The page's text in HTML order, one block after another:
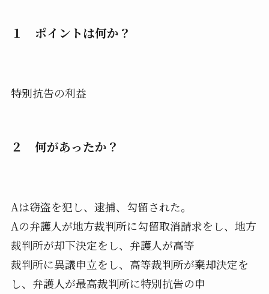
１ ポイントは何か？
特別抗告の利益
２ 何があったか？
Aは窃盗を犯し、逮捕、勾留された。
Aの弁護人が地方裁判所に勾留取消請求をし、地方
裁判所が却下決定をし、弁護人が高等
裁判所に異議申立をし、高等裁判所が棄却決定を
し、弁護人が最高裁判所に特別抗告の申